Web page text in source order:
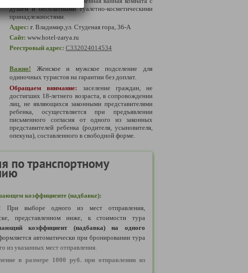
душем и бесплатными туалетно-косметическими
принадлежностями.
Адрес: г. Владимир,ул. Студеная гора, 36-А
Сайт: www.hotel-zarya.ru
Реестровый адрес: С332024014534
Важно!
Женское и мужское подселение для
одиночных туристов на гарантии без доплат.
Обращаем внимание: заселение граждан, не
достигших 18-летнего возраста, в сопровождении
лиц, не являющихся законными представителями
ребенка, осуществляется при предъявлении
письменного согласия от одного из законных
представителей ребенка (родителя, усыновителя,
опекуна), составленного в свободной форме.
по транспортному
коэффициенте (надбавке):
При выборе одного из мест отправления,
представленном ниже, к стоимости тура
коэффициент (надбавка) на одного
автоматически при бронировании тура
из указанных мест отправления.
в размере 1000 руб. при отправлении из